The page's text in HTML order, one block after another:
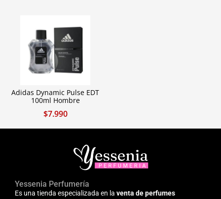
Adidas Dynamic Pulse EDT
100ml Hombre
$7.990
Yessenia Perfumería
Es una tienda especializada en la venta de perfumes